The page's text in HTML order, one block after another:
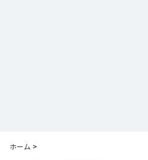
ホーム >